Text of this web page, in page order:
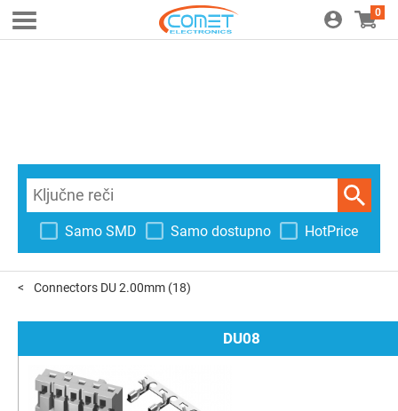
0
Samo SMD Samo dostupno HotPrice
Connectors DU 2.00mm (18)
DU08